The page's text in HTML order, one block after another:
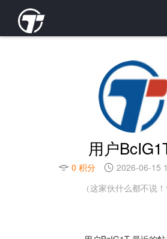
用户
0 积分
2026-06-15
（这家伙什么都不说！